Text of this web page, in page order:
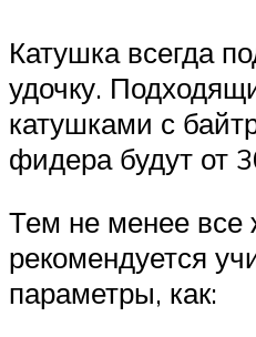
Катушка всегда
удочку.
катушками с
фидера будут от
Тем не менее все
рекомендуется
параметры, как: